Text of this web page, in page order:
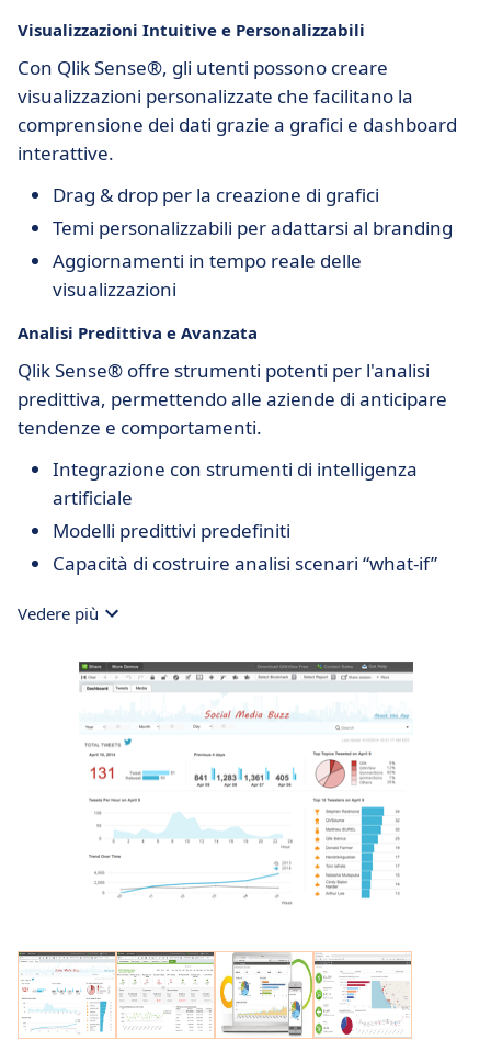
Visualizzazioni Intuitive e Personalizzabili
Con Qlik Sense®, gli utenti possono creare
visualizzazioni personalizzate che facilitano la
comprensione dei dati grazie a grafici e dashboard
interattive.
Drag & drop per la creazione di grafici
Temi personalizzabili per adattarsi al branding
Aggiornamenti in tempo reale delle
visualizzazioni
Analisi Predittiva e Avanzata
Qlik Sense® offre strumenti potenti per l'analisi
predittiva, permettendo alle aziende di anticipare
tendenze e comportamenti.
Integrazione con strumenti di intelligenza
artificiale
Modelli predittivi predefiniti
Capacità di costruire analisi scenari “what-if”
Vedere più